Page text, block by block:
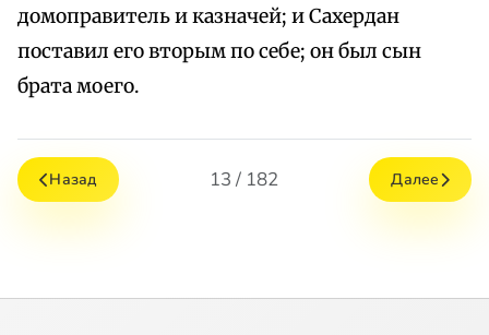
домоправитель и казначей; и Сахердан
поставил его вторым по себе; он был сын
брата моего.
Назад 13 / 182 Далее